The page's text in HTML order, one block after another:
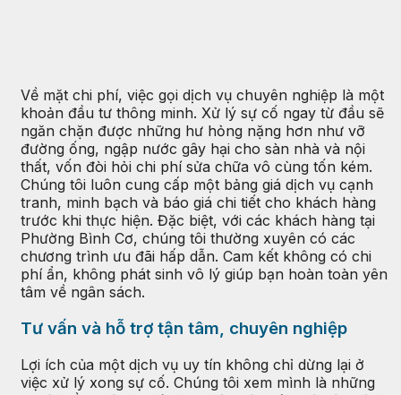
Về mặt chi phí, việc gọi dịch vụ chuyên nghiệp là một
khoản đầu tư thông minh. Xử lý sự cố ngay từ đầu sẽ
ngăn chặn được những hư hỏng nặng hơn như vỡ
đường ống, ngập nước gây hại cho sàn nhà và nội
thất, vốn đòi hỏi chi phí sửa chữa vô cùng tốn kém.
Chúng tôi luôn cung cấp một bảng giá dịch vụ cạnh
tranh, minh bạch và báo giá chi tiết cho khách hàng
trước khi thực hiện. Đặc biệt, với các khách hàng tại
Phường Bình Cơ, chúng tôi thường xuyên có các
chương trình ưu đãi hấp dẫn. Cam kết không có chi
phí ẩn, không phát sinh vô lý giúp bạn hoàn toàn yên
tâm về ngân sách.
Tư vấn và hỗ trợ tận tâm, chuyên nghiệp
Lợi ích của một dịch vụ uy tín không chỉ dừng lại ở
việc xử lý xong sự cố. Chúng tôi xem mình là những